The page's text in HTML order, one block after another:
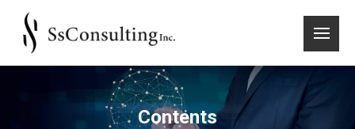
Contents